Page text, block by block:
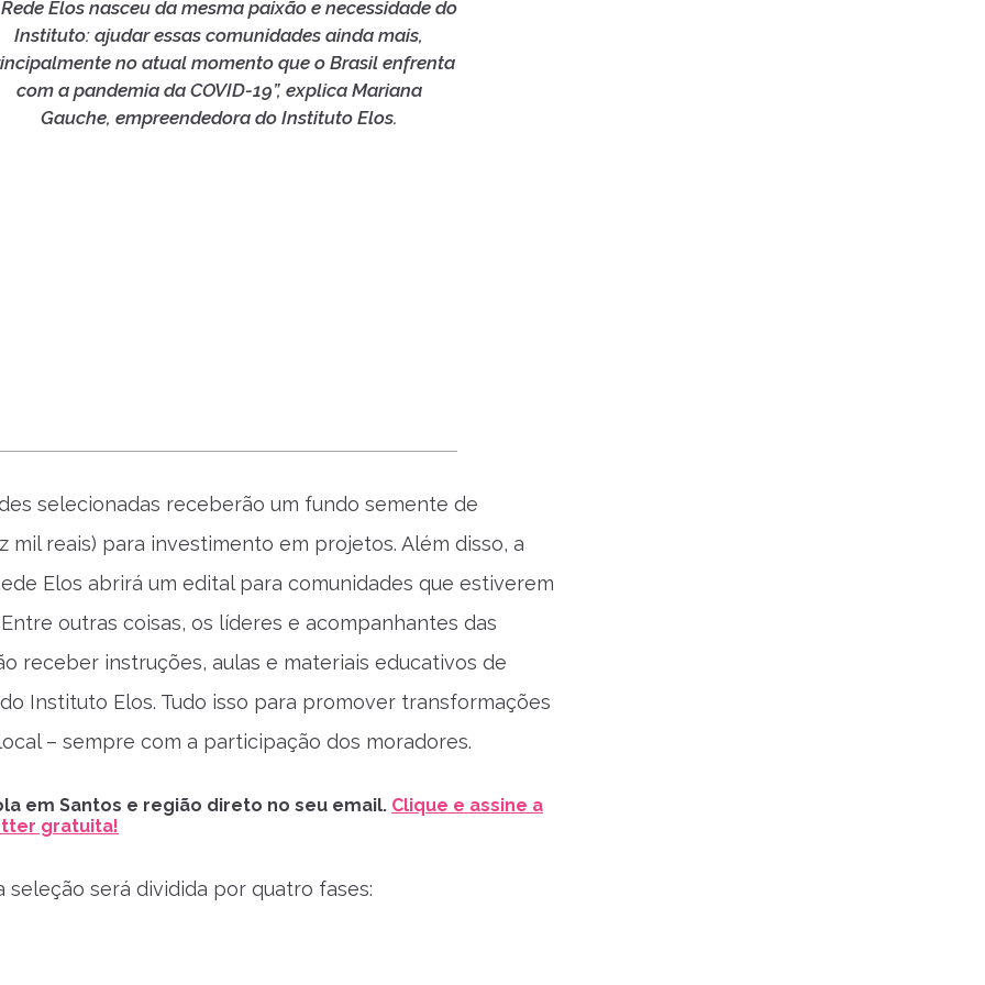
Rede Elos nasceu da mesma paixão e necessidade do
Instituto: ajudar essas comunidades ainda mais,
no atual momento que o Brasil enfrenta
com a pandemia da COVID-19”, explica Mariana
Gauche, empreendedora do Instituto Elos.
selecionadas receberão um fundo semente de
mil reais) para investimento em projetos. Além disso, a
Elos abrirá um edital para comunidades que estiverem
outras coisas, os líderes e acompanhantes das
receber instruções, aulas e materiais educativos de
Instituto Elos. Tudo isso para promover transformações
– sempre com a participação dos moradores.
em Santos e região direto no seu email. Clique e assine a
gratuita!
seleção será dividida por quatro fases: